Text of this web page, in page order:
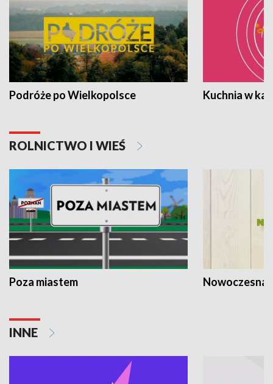
Podróże po Wielkopolsce Kuchnia w
ROLNICTWO I WIEŚ
Poza miastem Nowoczesna
INNE